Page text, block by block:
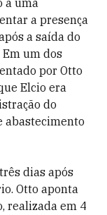
a uma
a presença
a saída do
Em um dos
por Otto
Elcio era
do
abastecimento
dias após
Otto aponta
realizada em 4